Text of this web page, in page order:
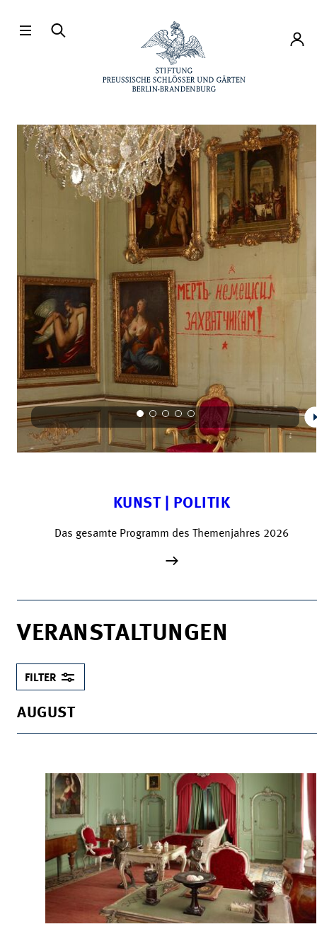
Konto
KUNST | POLITIK
Das gesamte Programm des Themenjahres 2026
VERANSTALTUNGEN
FILTER
AUGUST